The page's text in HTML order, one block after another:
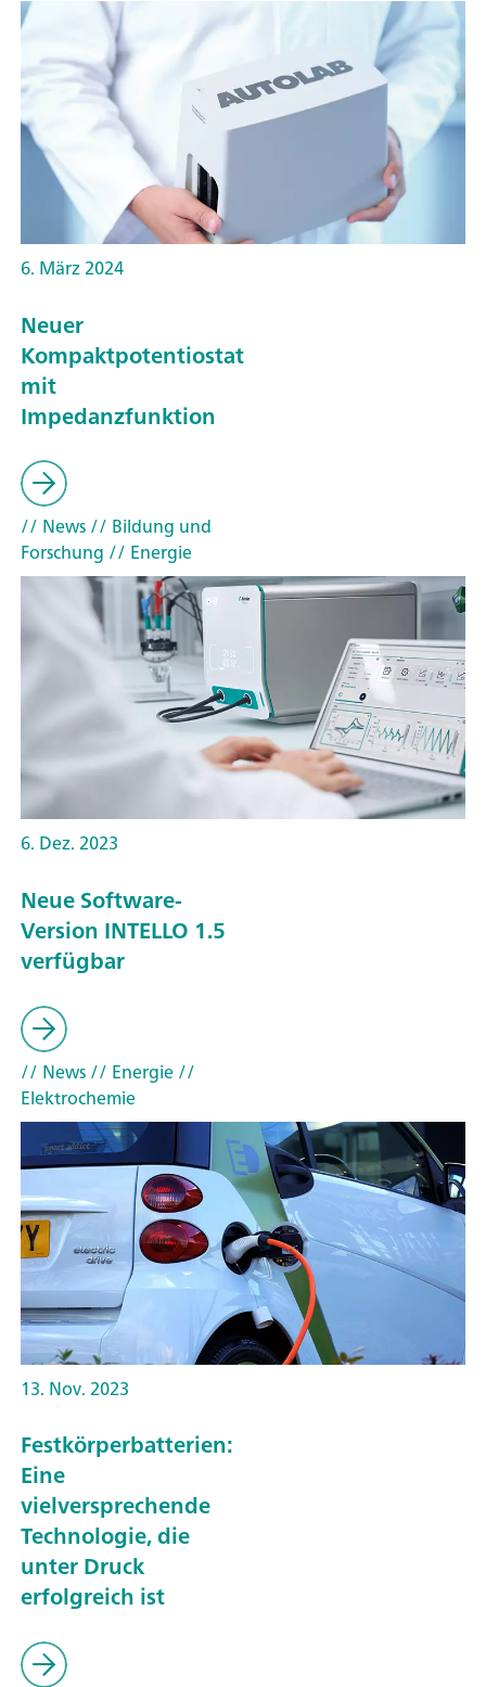
6. März 2024
Neuer
Kompaktpotentiostat
mit
Impedanzfunktion
// News// Bildung und
Forschung // Energie
6. Dez. 2023
Neue Software-
Version INTELLO 1.5
verfügbar
// News// Energie//
Elektrochemie
13. Nov. 2023
Festkörperbatterien:
Eine
vielversprechende
Technologie, die
unter Druck
erfolgreich ist